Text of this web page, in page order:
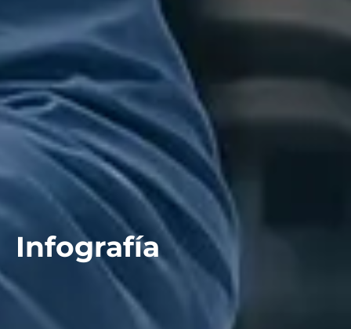
Infografía